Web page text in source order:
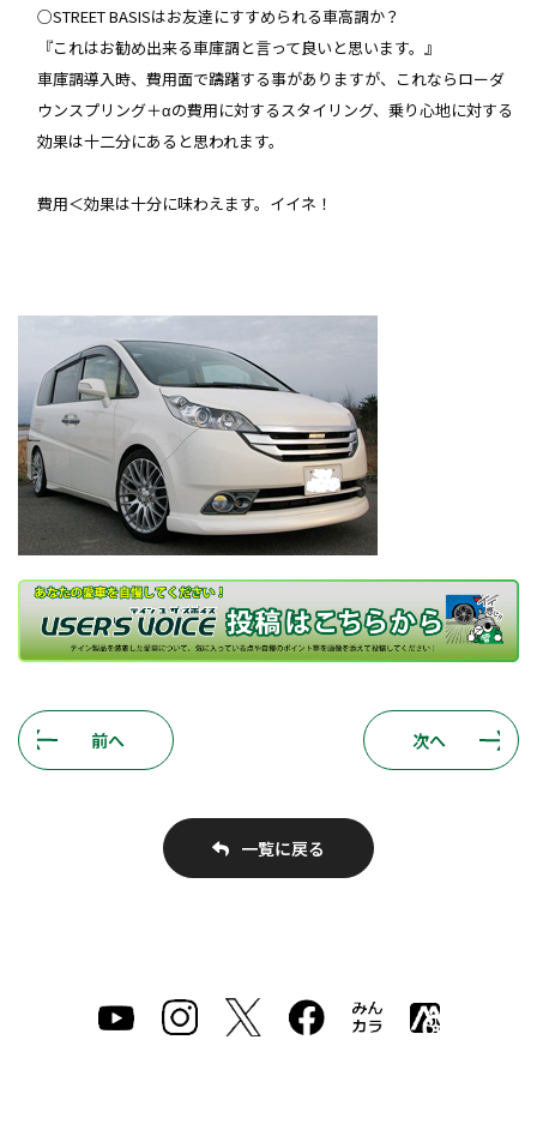
○STREET BASISはお友達にすすめられる車高調か？
『これはお勧め出来る車庫調と言って良いと思います。』
車庫調導入時、費用面で躊躇する事がありますが、これならローダ
ウンスプリング＋αの費用に対するスタイリング、乗り心地に対する
効果は十二分にあると思われます。
費用＜効果は十分に味わえます。イイネ！
前へ 次へ
一覧に戻る